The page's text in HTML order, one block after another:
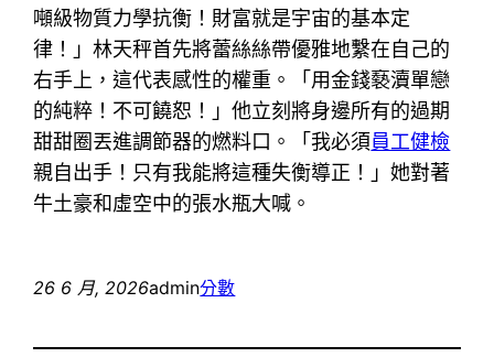
噸級物質力學抗衡！財富就是宇宙的基本定
律！」林天秤首先將蕾絲絲帶優雅地繫在自己的
右手上，這代表感性的權重。「用金錢褻瀆單戀
的純粹！不可饒恕！」他立刻將身邊所有的過期
甜甜圈丟進調節器的燃料口。「我必須員工健檢
親自出手！只有我能將這種失衡導正！」她對著
牛土豪和虛空中的張水瓶大喊。
26 6 月, 2026admin分數